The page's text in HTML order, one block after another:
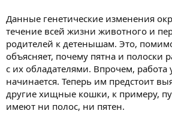
Данные генетические изменения
течение всей жизни животного и
родителей к детенышам. Это,
объясняет, почему пятна и полоски
с их обладателями. Впрочем, работа
начинается. Теперь им предстоит
другие хищные кошки, к примеру,
имеют ни полос, ни пятен.